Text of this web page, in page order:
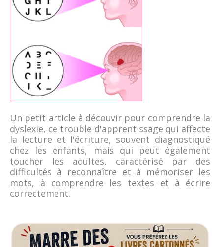
Un petit article à découvir pour comprendre la
dyslexie, ce trouble d'apprentissage qui affecte
la lecture et l'écriture, souvent diagnostiqué
chez les enfants, mais qui peut également
toucher les adultes, caractérisé par des
difficultés à reconnaître et à mémoriser les
mots, à comprendre les textes et à écrire
correctement.